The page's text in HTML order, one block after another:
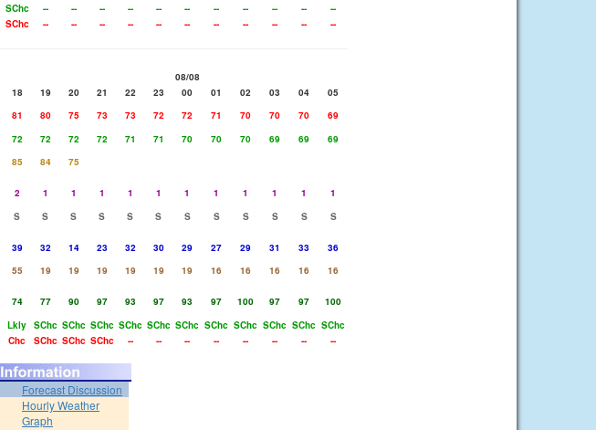
SChc -- -- -- -- -- -- -- -- -- --
--
SChc -- -- -- -- -- -- -- -- -- -- --
08/08
18 19 20 21 22 23 00 01 02 03 04
05
81 80 75 73 73 72 72 71 70 70 70
69
72 72 72 72 71 71 70 70 70 69 69
69
85 84
75
2 1 1 1 1 1 1 1 1 1 1
1
S S S S S S S S S S S
S
39 32 14 23 32 30 29 27 29 31 33
36
55 19 19 19 19 19 19 16 16 16 16
16
74 77 90 97 93 97 93 97 100 97 97
100
Lkly SChc SChc SChc SChc SChc SChc SChc SChc SChc SChc SChc
Chc SChc SChc SChc -- -- -- -- -- -- -- --
Forecast Discussion
Hourly Weather
Graph